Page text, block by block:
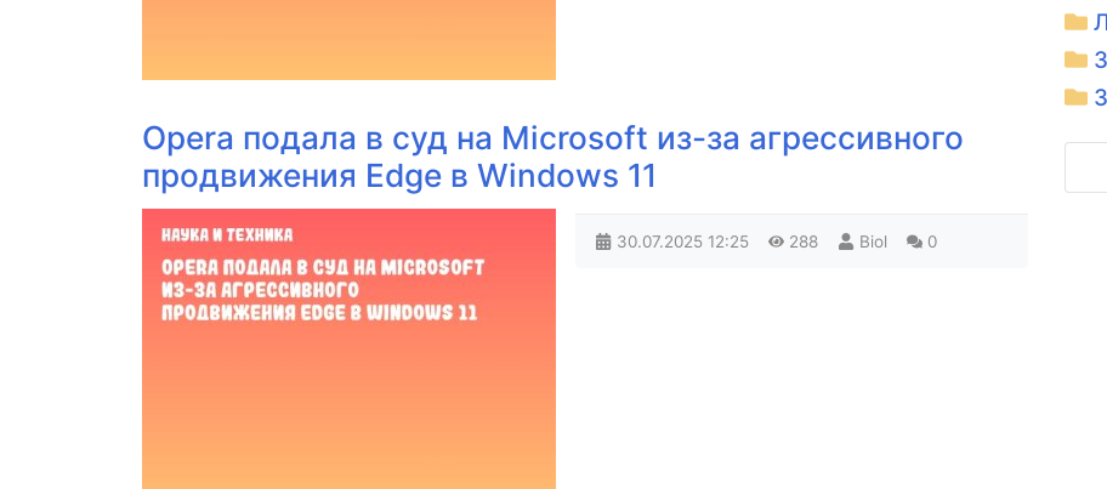
Opera подала в суд на Microsoft из-за агрессивного
продвижения Edge в Windows 11
30.07.2025 12:25 288 Biol 0